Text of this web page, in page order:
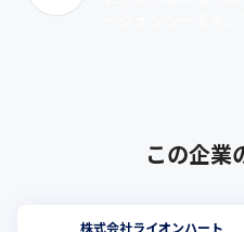
この企業
株式会社ライオンハート